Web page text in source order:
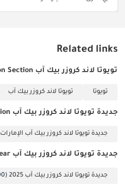
Related links
تويوتا لاند كروزر بيك آب Information Section
تويوتا تويوتا لاند كروزر بيك آب
جديدة تويوتا لاند كروزر بيك آب by Location
جديدة تويوتا لاند كروزر بيك آب الإمارات
جديدة تويوتا لاند كروزر بيك آب by Year
جديدة تويوتا لاند كروزر بيك آب 2025 (200)